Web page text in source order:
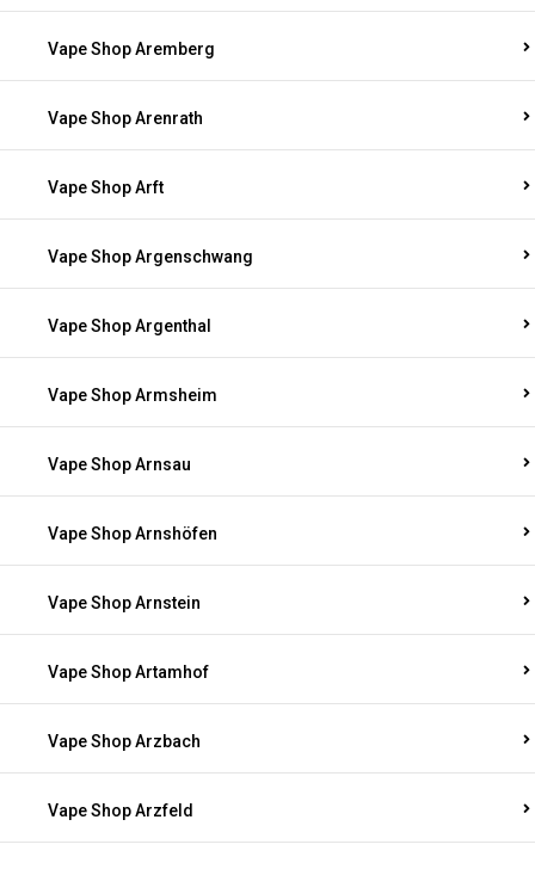
Vape Shop Aremberg
Vape Shop Arenrath
Vape Shop Arft
Vape Shop Argenschwang
Vape Shop Argenthal
Vape Shop Armsheim
Vape Shop Arnsau
Vape Shop Arnshöfen
Vape Shop Arnstein
Vape Shop Artamhof
Vape Shop Arzbach
Vape Shop Arzfeld